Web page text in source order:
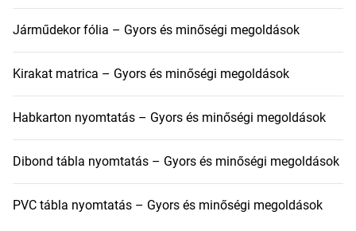
Járműdekor fólia – Gyors és minőségi megoldások
Kirakat matrica – Gyors és minőségi megoldások
Habkarton nyomtatás – Gyors és minőségi megoldások
Dibond tábla nyomtatás – Gyors és minőségi megoldások
PVC tábla nyomtatás – Gyors és minőségi megoldások